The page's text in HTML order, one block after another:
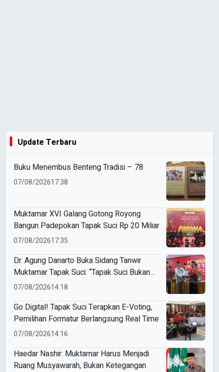
Update Terbaru
Buku Menembus Benteng Tradisi – 78
07/08/202617:38
Muktamar XVI Galang Gotong Royong
Bangun Padepokan Tapak Suci Rp 20 Miliar
07/08/202617:35
Dr. Agung Danarto Buka Sidang Tanwir
Muktamar Tapak Suci: “Tapak Suci Bukan
Organisasi Ko Ping Ho dan Dracin”
07/08/202614:18
Go Digital! Tapak Suci Terapkan E-Voting,
Pemilihan Formatur Berlangsung Real Time
07/08/202614:16
Haedar Nashir: Muktamar Harus Menjadi
Ruang Musyawarah, Bukan Ketegangan